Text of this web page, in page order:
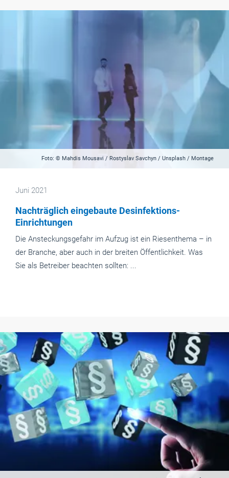
Foto: © Mahdis Mousavi / Rostyslav Savchyn / Unsplash / Montage
Juni 2021
Nachträglich eingebaute Desinfektions-
Einrichtungen
Die Ansteckungsgefahr im Aufzug ist ein Riesenthema – in
der Branche, aber auch in der breiten Öffentlichkeit. Was
Sie als Betreiber beachten sollten: ...